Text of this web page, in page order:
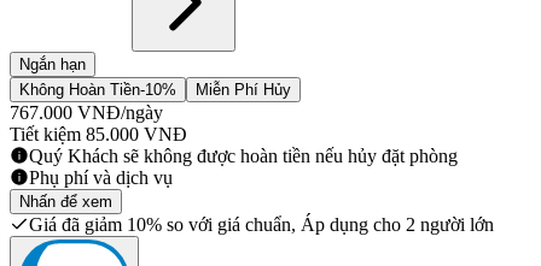
Ngắn hạn
Không Hoàn Tiền-10% Miễn Phí Hủy
767.000 VNĐ/ngày
Tiết kiệm 85.000 VNĐ
Quý Khách sẽ không được hoàn tiền nếu hủy đặt phòng
Phụ phí và dịch vụ
Nhấn để xem
Giá đã giảm 10% so với giá chuẩn, Áp dụng cho 2 người lớn